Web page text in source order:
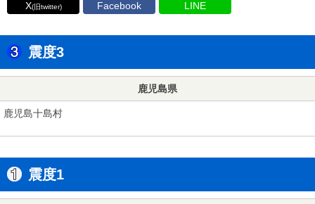
X(旧twitter) Facebook LINE
震度3
鹿児島県
鹿児島十島村
震度1